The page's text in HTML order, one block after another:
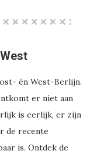
én West-Berlijn.
er niet aan
is eerlijk, er zijn
de recente
is. Ontdek de